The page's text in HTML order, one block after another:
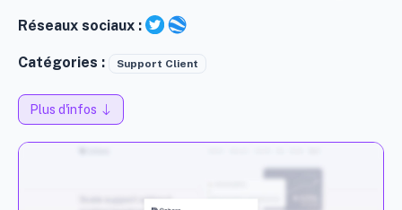
Réseaux sociaux :
Catégories : Support Client
Plus d'infos